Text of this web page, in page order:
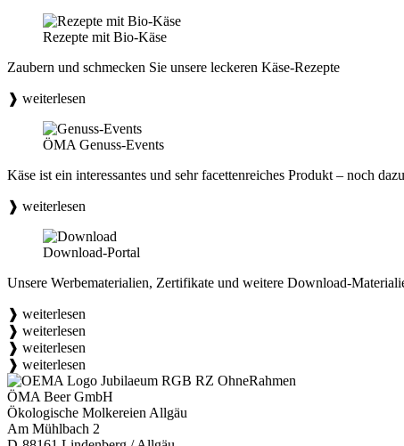
Rezepte mit Bio-Käse
Zaubern und schmecken Sie unsere leckeren Käse-Rezepte
❱ weiterlesen
ÖMA Genuss-Events
Käse ist ein interessantes und sehr facettenreiches Produkt – noch
❱ weiterlesen
Download-Portal
Unsere Werbematerialien, Zertifikate und weitere Download-
❱ weiterlesen
❱ weiterlesen
❱ weiterlesen
❱ weiterlesen
ÖMA Beer GmbH
Ökologische Molkereien Allgäu
Am Mühlbach 2